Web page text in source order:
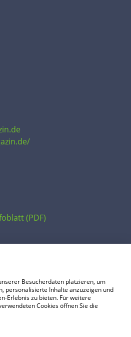
(PDF)
Besucherdaten platzieren, um
personalisierte Inhalte anzuzeigen und
Erlebnis zu bieten. Für weitere
Cookies öffnen Sie die